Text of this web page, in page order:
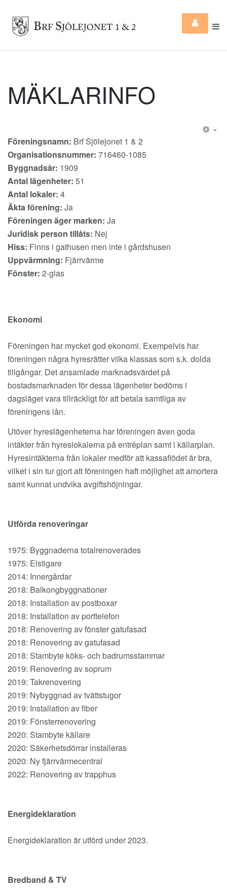
MÄKLARINFO
Föreningsnamn: Brf Sjölejonet 1 & 2
Organisationsnummer: 716460-1085
Byggnadsår: 1909
Antal lägenheter: 51
Antal lokaler: 4
Äkta förening: Ja
Föreningen äger marken: Ja
Juridisk person tillåts: Nej
Hiss: Finns i gathusen men inte i gårdshusen
Uppvärmning: Fjärrvärme
Fönster: 2-glas
Ekonomi
Föreningen har mycket god ekonomi. Exempelvis har
föreningen några hyresrätter vilka klassas som s.k. dolda
tillgångar. Det ansamlade marknadsvärdet på
bostadsmarknaden för dessa lägenheter bedöms i
dagsläget vara tillräckligt för att betala samtliga av
föreningens lån.
Utöver hyreslägenheterna har föreningen även goda
intäkter från hyreslokalerna på entréplan samt i källarplan.
Hyresintäkterna från lokaler medför att kassaflödet är bra,
vilket i sin tur gjort att föreningen haft möjlighet att amortera
samt kunnat undvika avgiftshöjningar.
Utförda renoveringar
1975: Byggnaderna totalrenoverades
1975: Elstigare
2014: Innergårdar
2018: Balkongbyggnationer
2018: Installation av postboxar
2018: Installation av porttelefon
2018: Renovering av fönster gatufasad
2018: Renovering av gatufasad
2018: Stambyte köks- och badrumsstammar
2019: Renovering av soprum
2019: Takrenovering
2019: Nybyggnad av tvättstugor
2019: Installation av fiber
2019: Fönsterrenovering
2020: Stambyte källare
2020: Säkerhetsdörrar installeras
2020: Ny fjärrvärmecentral
2022: Renovering av trapphus
Energideklaration
Energideklaration är utförd under 2023.
Bredband & TV